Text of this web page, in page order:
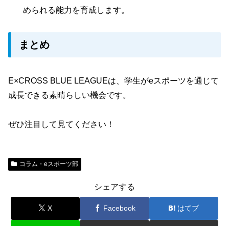
められる能力を育成します。
まとめ
E×CROSS BLUE LEAGUEは、学生がeスポーツを通じて
成長できる素晴らしい機会です。
ぜひ注目して見てください！
コラム・eスポーツ部
シェアする
X Facebook はてブ